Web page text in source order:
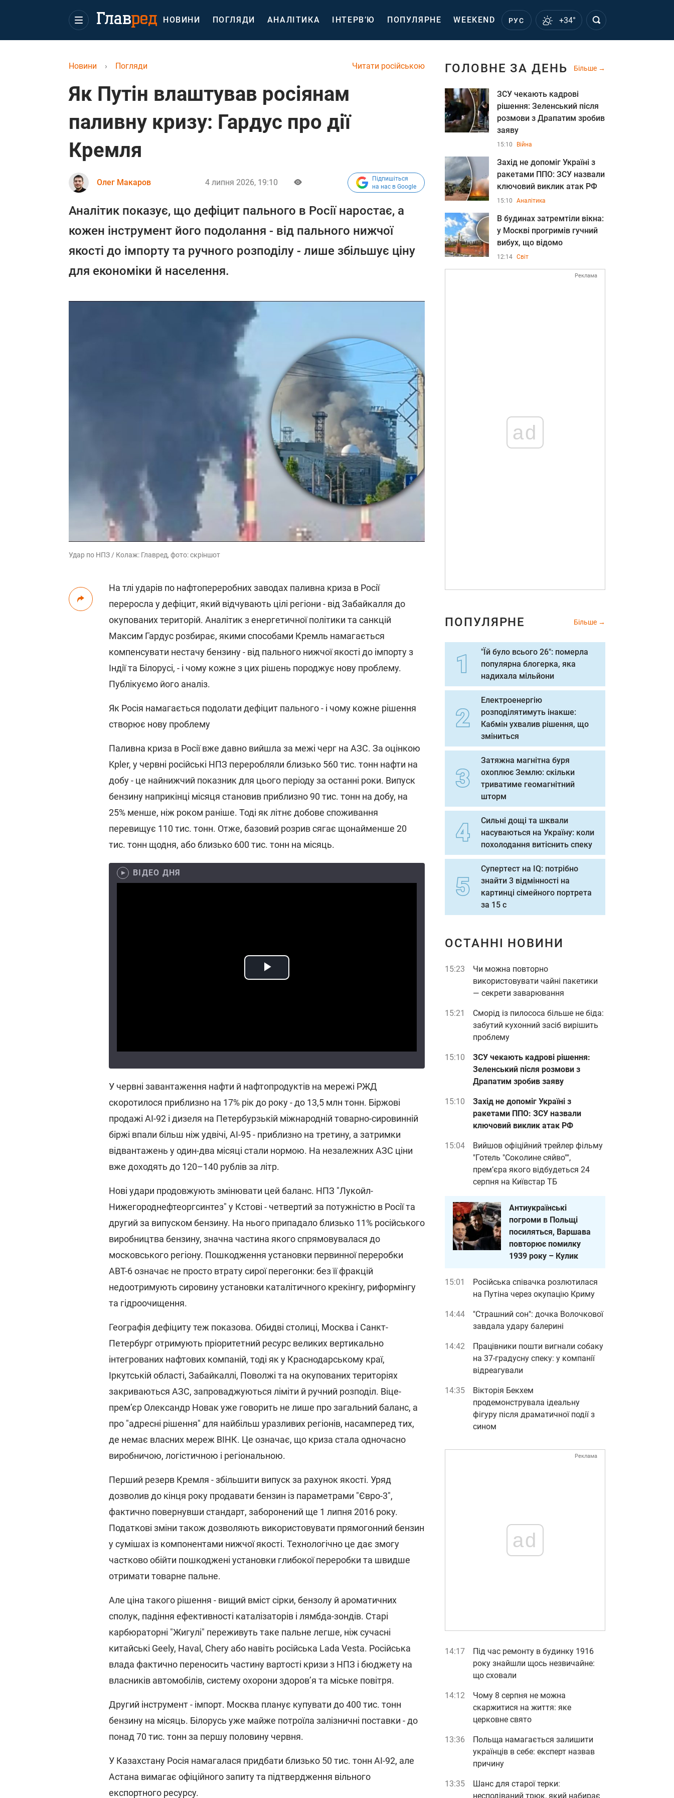
НОВИНИ ПОГЛЯДИ АНАЛІТИКА ІНТЕРВ’Ю ПОПУЛЯРНЕ WEEKEND РУС +34°
Читати російською
Новини › Погляди
Як Путін влаштував росіянам
паливну кризу: Гардус про дії
Кремля
Олег Макаров 4 липня 2026, 19:10
Підпишіться
на нас в Google
Аналітик показує, що дефіцит пального в Росії наростає, а
кожен інструмент його подолання - від пального нижчої
якості до імпорту та ручного розподілу - лише збільшує ціну
для економіки й населення.
Удар по НПЗ / Колаж: Главред, фото: скріншот
На тлі ударів по нафтопереробних заводах паливна криза в Росії
переросла у дефіцит, який відчувають цілі регіони - від Забайкалля до
окупованих територій. Аналітик з енергетичної політики та санкцій
Максим Гардус розбирає, якими способами Кремль намагається
компенсувати нестачу бензину - від пального нижчої якості до імпорту з
Індії та Білорусі, - і чому кожне з цих рішень породжує нову проблему.
Публікуємо його аналіз.
Як Росія намагається подолати дефіцит пального - і чому кожне рішення
створює нову проблему
Паливна криза в Росії вже давно вийшла за межі черг на АЗС. За оцінкою
Kpler, у червні російські НПЗ переробляли близько 560 тис. тонн нафти на
добу - це найнижчий показник для цього періоду за останні роки. Випуск
бензину наприкінці місяця становив приблизно 90 тис. тонн на добу, на
25% менше, ніж роком раніше. Тоді як літнє добове споживання
перевищує 110 тис. тонн. Отже, базовий розрив сягає щонайменше 20
тис. тонн щодня, або близько 600 тис. тонн на місяць.
ВІДЕО ДНЯ
У червні завантаження нафти й нафтопродуктів на мережі РЖД
скоротилося приблизно на 17% рік до року - до 13,5 млн тонн. Біржові
продажі АІ-92 і дизеля на Петербурзькій міжнародній товарно-сировинній
біржі впали більш ніж удвічі, АІ-95 - приблизно на третину, а затримки
відвантажень у один-два місяці стали нормою. На незалежних АЗС ціни
вже доходять до 120–140 рублів за літр.
Нові удари продовжують змінювати цей баланс. НПЗ "Лукойл-
Нижегороднефтеоргсинтез" у Кстові - четвертий за потужністю в Росії та
другий за випуском бензину. На нього припадало близько 11% російського
виробництва бензину, значна частина якого спрямовувалася до
московського регіону. Пошкодження установки первинної переробки
АВТ-6 означає не просто втрату сирої перегонки: без її фракцій
недоотримують сировину установки каталітичного крекінгу, риформінгу
та гідроочищення.
Географія дефіциту теж показова. Обидві столиці, Москва і Санкт-
Петербург отримують пріоритетний ресурс великих вертикально
інтегрованих нафтових компаній, тоді як у Краснодарському краї,
Іркутській області, Забайкаллі, Поволжі та на окупованих територіях
закриваються АЗС, запроваджуються ліміти й ручний розподіл. Віце-
прем’єр Олександр Новак уже говорить не лише про загальний баланс, а
про "адресні рішення" для найбільш уразливих регіонів, насамперед тих,
де немає власних мереж ВІНК. Це означає, що криза стала одночасно
виробничою, логістичною і регіональною.
Перший резерв Кремля - збільшити випуск за рахунок якості. Уряд
дозволив до кінця року продавати бензин із параметрами "Євро-3",
фактично повернувши стандарт, заборонений ще 1 липня 2016 року.
Податкові зміни також дозволяють використовувати прямогонний бензин
у сумішах із компонентами нижчої якості. Технологічно це дає змогу
частково обійти пошкоджені установки глибокої переробки та швидше
отримати товарне пальне.
Але ціна такого рішення - вищий вміст сірки, бензолу й ароматичних
сполук, падіння ефективності каталізаторів і лямбда-зондів. Старі
карбюраторні "Жигулі" переживуть таке пальне легше, ніж сучасні
китайські Geely, Haval, Chery або навіть російська Lada Vesta. Російська
влада фактично переносить частину вартості кризи з НПЗ і бюджету на
власників автомобілів, систему охорони здоров’я та міське повітря.
Другий інструмент - імпорт. Москва планує купувати до 400 тис. тонн
бензину на місяць. Білорусь уже майже потроїла залізничні поставки - до
понад 70 тис. тонн за першу половину червня.
У Казахстану Росія намагалася придбати близько 50 тис. тонн АІ-92, але
Астана вимагає офіційного запиту та підтвердження вільного
експортного ресурсу.
ГОЛОВНЕ ЗА ДЕНЬ Більше
ЗСУ чекають кадрові
рішення: Зеленський після
розмови з Драпатим зробив
заяву
15:10 Війна
Захід не допоміг Україні з
ракетами ППО: ЗСУ назвали
ключовий виклик атак РФ
15:10 Аналітика
В будинах затремтіли вікна:
у Москві прогримів гучний
вибух, що відомо
12:14 Світ
Реклама
ad
ПОПУЛЯРНЕ Більше
"Їй було всього 26": померла
популярна блогерка, яка
надихала мільйони
Електроенергію
розподілятимуть інакше:
Кабмін ухвалив рішення, що
зміниться
Затяжна магнітна буря
охоплює Землю: скільки
триватиме геомагнітний
шторм
Сильні дощі та шквали
насуваються на Україну: коли
похолодання витіснить спеку
Супертест на IQ: потрібно
знайти 3 відмінності на
картинці сімейного портрета
за 15 с
ОСТАННІ НОВИНИ
15:23
Чи можна повторно
використовувати чайні пакетики
— секрети заварювання
15:21
Сморід із пилососа більше не біда:
забутий кухонний засіб вирішить
проблему
15:10
ЗСУ чекають кадрові рішення:
Зеленський після розмови з
Драпатим зробив заяву
15:10
Захід не допоміг Україні з
ракетами ППО: ЗСУ назвали
ключовий виклик атак РФ
15:04
Вийшов офіційний трейлер фільму
"Готель "Соколине сяйво"",
прем’єра якого відбудеться 24
серпня на Київстар ТБ
Антиукраїнські
погроми в Польщі
посиляться, Варшава
повторює помилку
1939 року – Кулик
15:01
Російська співачка розлютилася
на Путіна через окупацію Криму
14:44
"Страшний сон": дочка Волочкової
завдала удару балерині
14:42
Працівники пошти вигнали собаку
на 37-градусну спеку: у компанії
відреагували
14:35
Вікторія Бекхем
продемонструвала ідеальну
фігуру після драматичної події з
сином
Реклама
ad
14:17
Під час ремонту в будинку 1916
року знайшли щось незвичайне:
що сховали
14:12
Чому 8 серпня не можна
скаржитися на життя: яке
церковне свято
13:36
Польща намагається залишити
українців в себе: експерт назвав
причину
13:35
Шанс для старої терки:
несподіваний трюк, який набирає